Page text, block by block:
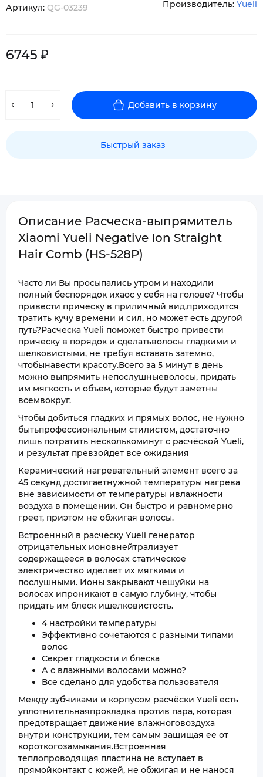
Артикул: QG-03239 Производитель: Yueli
6745 ₽
Добавить в корзину
Быстрый заказ
Описание Расческа-выпрямитель
Xiaomi Yueli Negative Ion Straight
Hair Comb (HS-528P)
Часто ли Вы просыпались утром и находили
полный беспорядок ихаос у себя на голове? Чтобы
привести прическу в приличный вид,приходится
тратить кучу времени и сил, но может есть другой
путь?Расческа Yueli поможет быстро привести
прическу в порядок и сделатьволосы гладкими и
шелковистыми, не требуя вставать затемно,
чтобынавести красоту.Всего за 5 минут в день
можно выпрямить непослушныеволосы, придать
им мягкость и объем, которые будут заметны
всемвокруг.
Чтобы добиться гладких и прямых волос, не нужно
бытьпрофессиональным стилистом, достаточно
лишь потратить несколькоминут с расчёской Yueli,
и результат превзойдет все ожидания
Керамический нагревательный элемент всего за
45 секунд достигаетнужной температуры нагрева
вне зависимости от температуры ивлажности
воздуха в помещении. Он быстро и равномерно
греет, приэтом не обжигая волосы.
Встроенный в расчёску Yueli генератор
отрицательных ионовнейтрализует
содержащееся в волосах статическое
электричество иделает их мягкими и
послушными. Ионы закрывают чешуйки на
волосах ипроникают в самую глубину, чтобы
придать им блеск ишелковистость.
4 настройки температуры
Эффективно сочетаются с разными типами
волос
Секрет гладкости и блеска
А с влажными волосами можно?
Все сделано для удобства пользователя
Между зубчиками и корпусом расчёски Yueli есть
уплотнительнаяпрокладка против пара, которая
предотвращает движение влажноговоздуха
внутри конструкции, тем самым защищая ее от
короткогозамыкания.Встроенная
теплопроводящая пластина не вступает в
прямойконтакт с кожей, не обжигая и не нанося